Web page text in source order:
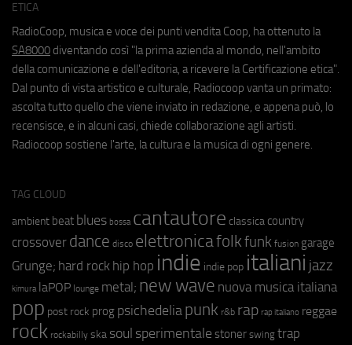
ETICA
RadioCoop, musica e voce dei punti vendita Coop, ha ottenuto la
SA8000 diventando così "la prima azienda al mondo, nell'ambito
della comunicazione e dell'editoria, a ricevere la Certificazione etica".
Dal punto di vista artistico e culturale, Radiocoop vanta un primato:
ascolta tutto quello che viene inviato in redazione, e appena può, lo
recensisce, e in alcuni casi, chiede collaborazione agli artisti.
Radiocoop sostiene l'arte, la cultura e la musica di ogni genere.
TAG CLOUD
ambient beat blues bossa cantautore classica country
crossover dance disco elettronicafolkfunk fusion garage
Grunge; hard rock hip hop indie indie pop italiani jazz
kimura laPOP lounge metal; new wave nuova musica italiana
pop post rock prog psichedeliapunk r&b rap rap italiano reggae
rock rockabilly ska soul sperimentale stoner swing trap